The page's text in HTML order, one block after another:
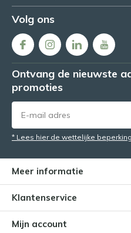
Volg ons
Ontvang de nieuwste
promoties
* Lees hier de wettelijke
Meer informatie
Klantenservice
Mijn account